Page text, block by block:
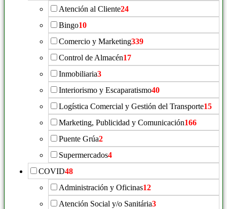
Atención al Cliente24
Bingo10
Comercio y Marketing339
Control de Almacén17
Inmobiliaria3
Interiorismo y Escaparatismo40
Logística Comercial y Gestión del Transporte15
Marketing, Publicidad y Comunicación166
Puente Grúa2
Supermercados4
COVID48
Administración y Oficinas12
Atención Social y/o Sanitária3